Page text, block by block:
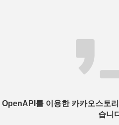
OpenAPI를 이용한 카카오스토
습니